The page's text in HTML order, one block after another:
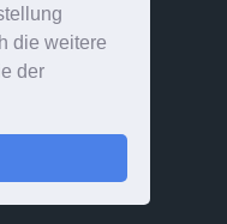
die weitere
der